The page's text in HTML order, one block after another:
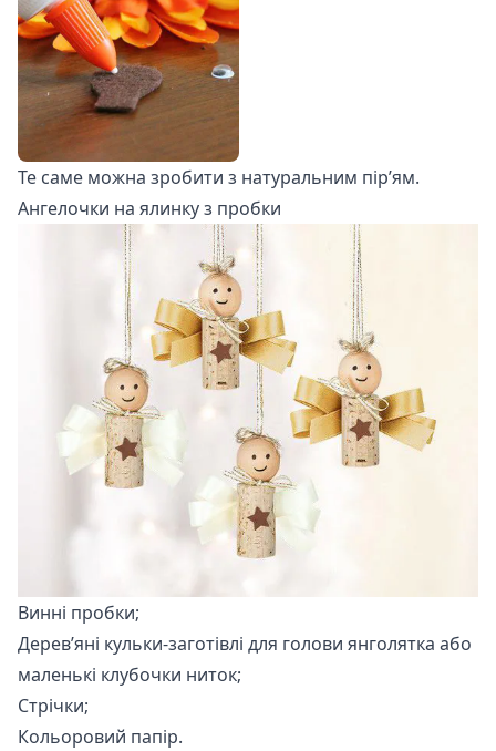
Те саме можна зробити з натуральним пір’ям.
Ангелочки на ялинку з пробки
Винні пробки;
Дерев’яні кульки-заготівлі для голови янголятка або
маленькі клубочки ниток;
Стрічки;
Кольоровий папір.